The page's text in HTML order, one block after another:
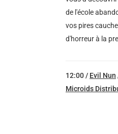
de l'école
vos pires
d'horreur à la
12:00 / Evil Nun
Microids